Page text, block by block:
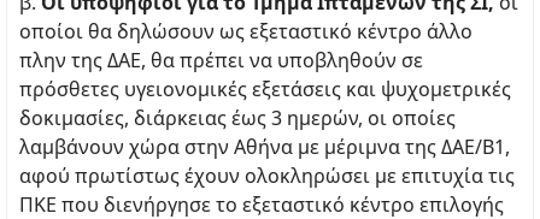
οποίοι θα δηλώσουν ως εξεταστικό κέντρο άλλο
πλην της ΔΑΕ, θα πρέπει να υποβληθούν σε
πρόσθετες υγειονομικές εξετάσεις και ψυχομετρικές
δοκιμασίες, διάρκειας έως 3 ημερών, οι οποίες
λαμβάνουν χώρα στην Αθήνα με μέριμνα της ΔΑΕ/Β1,
αφού πρωτίστως έχουν ολοκληρώσει με επιτυχία τις
ΠΚΕ που διενήργησε το εξεταστικό κέντρο επιλογής